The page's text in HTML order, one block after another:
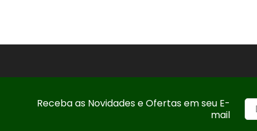
Receba as Novidades e Ofertas em seu E-
mail